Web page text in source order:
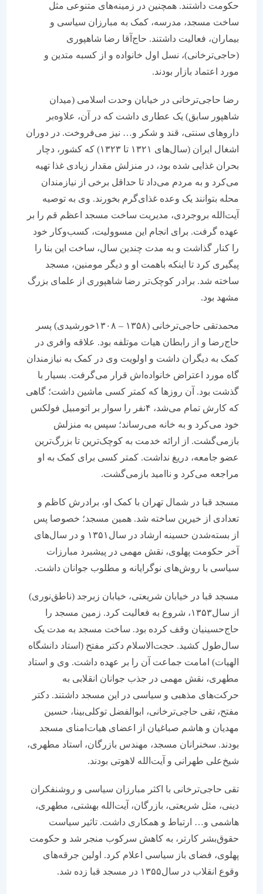
حکومت داشتند. همچنین در زمینه‌‌‌‌‌‌های متنوعی مثل
ساخت مسجد، مدرسه، کمک به مبارزان سیاسی و
بیماران، فعالیت داشتند. حاج‌آقا رضا شاهپوری
(حاجی‌ترخانی)، نسل اول خانواده و از کسبه متدین و
مورد اعتماد بازار بودند.
رضا حاجی‌ترخانی در خیابان وحدت اسلامی (میدان
شاهپور سابق) یک عطاری داشت که در آن، علاوه‌بر
دارو‌‌‌‌‌‌های سنتی، قند و شکر و… نیز می‌‌‌‌‌‌فروخت. در دوران
اشغال ایران (سال‌های ۱۳۲۱ تا ۱۳۲۳) که کشور، دچار
بحران غذایی شده بود، در منزلش مقدار زیادی غذا تهیه
می‌کرد و به مردم می‌داد‌ تا حداقل‌ برخی از نیازمندان
محله بتوانند یک وعده غذای‌گرم بخورند. وی به توصیه
آیت‌الله بروجردی، مدیریت ساخت مسجد اعظم قم را بر
عهده گرفت. برای انجام این مسوولیت، کسب‌وکار خود
را کنار گذاشت و به مدت چندین سال، ساخت این بنا را
پیگیری کرد‌ تا اینکه با‌همت او و دیگر مومنین، مسجد
ساخته شد. برادر کوچک‌تر رضا شاهپوری از علمای بزرگ
مشهد بود.
محمد‌تقی حاجی‌ترخانی (۱۳۵۸ – ۱۳۰۸خورشیدی) پسر
حاج‌رضا و از رابطان هیات موتلفه بود. علاقه وافری در
کمک به دیگران داشت و اولویت وی در کمک به نیازمندان
گاه مورد اعتراض خانواده‌‌‌‌‌‌اش قرار می‌گرفت. بسیار با
گذشت بود. آن روز‌‌‌‌‌‌ها که کمتر کسی ماشین داشت؛ گاهی
که کارش تمام می‌‌‌‌‌‌شد، ۴نفر را سوار بر اتومبیل فولکس
خود می‌کرد و به خانه می‌رساند؛ سپس به منزلش
باز‌می‌‌‌‌‌‌گشت. از ارائه خدمت به کوچک‌ترین تا بزرگ‌ترین
عضو جامعه، دریغ نداشت. کمتر کسی برای کمک به او
مراجعه می‌کرد و نا‌‌‌‌‌‌امید بازمی‌‌‌‌‌‌گشت.
مسجد قبا در شمال تهران با کمک او، برادرش کاظم و
تعدادی از خیرین ساخته شد. همین مسجد؛ خصوصا پس
از بسته‌شدن حسینه ارشاد در سال‌۱۳۵۱ و در سال‌های
آخر حکومت پهلوی، نقش مهمی در پیشبرد مبارزات
سیاسی با روش‌های نوگرایانه و مطلوب جوانان داشت.
مسجد قبا در خیابان شریعتی، خیابان زبرجد (ناطق‌نوری)
از سال‌۱۳۵۳، شروع به فعالیت کرد. زمین مسجد را
حاج‌حسینیان وقف کرده بود. ساخت مسجد به مدت یک
سال‌طول کشید. حجت‌‌‌‌‌‌الاسلام دکتر مفتح (استاد دانشگاه
الهیات) امامت جماعت آن را بر عهده داشت. وی و استاد
مطهری، نقش مهمی در جذب جوانان انقلابی به
حرکت‌‌‌‌‌‌های مذهبی و سیاسی در این مسجد داشتند. دکتر
مفتح، تقی حاجی‌ترخانی، ابوالفضل توکلی‌بینا، حسین
مهدیان و هاشم صباغیان از اعضای هیات‌امنای مسجد
بودند. سخنرانان مسجد، مهندس بازرگان، استاد مطهری،
شیخ‌علی طهرانی و آیت‌الله لاهوتی بودند.
تقی حاجی‌ترخانی با اکثر مبارزان سیاسی و روشنفکران
دینی، مثل شریعتی، بازرگان، آیت‌الله بهشتی، مطهری،
هاشمی و… ارتباط و همکاری داشت. تاثیر سیاست
حقوق‌بشر کارتر، به کاهش سرکوب منجر شد و حکومت
پهلوی، فضای باز سیاسی اعلام کرد. اولین جرقه‌‌‌‌‌‌های
وقوع انقلاب در سال‌۱۳۵۵ در مسجد قبا‌‌‌‌‌‌ زده شد.